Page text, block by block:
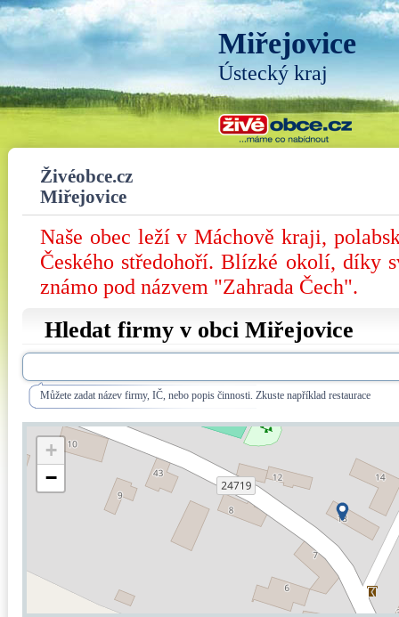
Miřejovice
Ústecký kraj
Živéobce.cz
Miřejovice
Naše obec leží v Máchově kraji,
Českého středohoří. Blízké okolí, díky
známo pod názvem "Zahrada Čech".
Hledat firmy v obci Miřejovice
Můžete zadat název firmy, IČ, nebo popis činnosti. Zkuste například restaurace
+
−